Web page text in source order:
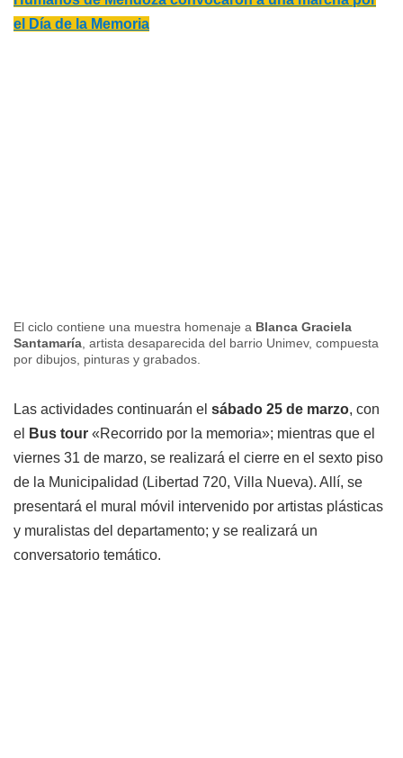
el Día de la Memoria
El ciclo contiene una muestra homenaje a Blanca Graciela
Santamaría , artista desaparecida del barrio Unimev, compuesta
por dibujos, pinturas y grabados.
Las actividades continuarán el sábado 25 de marzo, con
el
Bus tour «Recorrido por la memoria»; mientras que el
viernes 31 de marzo, se realizará el cierre en el sexto piso
de la Municipalidad (Libertad 720, Villa Nueva). Allí, se
presentará el mural móvil intervenido por artistas plásticas
y muralistas del departamento; y se realizará un
conversatorio temático.